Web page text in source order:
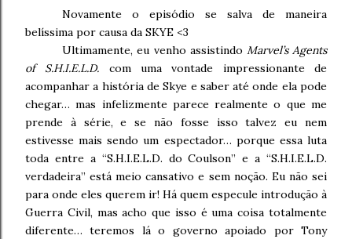
Novamente o episódio se salva de maneira
belíssima por causa da SKYE <3
Ultimamente, eu venho assistindo Marvel’s Agents
of S.H.I.E.L.D. com uma vontade impressionante de
acompanhar a história de Skye e saber até onde ela pode
chegar… mas infelizmente parece realmente o que me
prende à série, e se não fosse isso talvez eu nem
estivesse mais sendo um espectador… porque essa luta
toda entre a “S.H.I.E.L.D. do Coulson” e a “S.H.I.E.L.D.
verdadeira” está meio cansativo e sem noção. Eu não sei
para onde eles querem ir! Há quem especule introdução à
Guerra Civil, mas acho que isso é uma coisa totalmente
diferente… teremos lá o governo apoiado por Tony